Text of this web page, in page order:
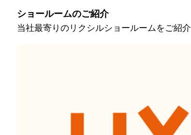
ショールームのご紹介
当社最寄りのリクシルショールームをご紹介